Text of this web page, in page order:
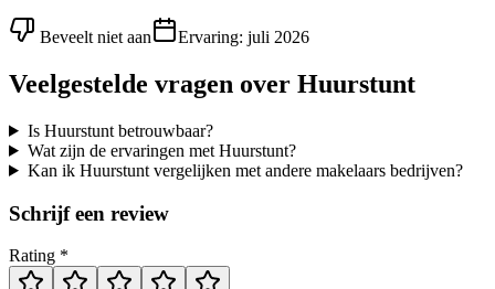
Beveelt niet aan Ervaring: juli 2026
Veelgestelde vragen over Huurstunt
Is Huurstunt betrouwbaar?
Wat zijn de ervaringen met Huurstunt?
Kan ik Huurstunt vergelijken met andere makelaars bedrijven?
Schrijf een review
Rating *